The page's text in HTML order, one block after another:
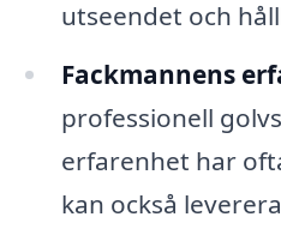
utseendet och
Fackmannens
professionell
erfarenhet har
kan också